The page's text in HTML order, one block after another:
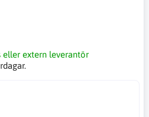
eller extern leverantör